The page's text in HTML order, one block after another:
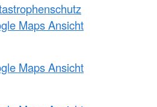
Maps Ansicht
Maps Ansicht